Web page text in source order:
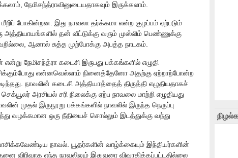
நேமிசந்த்ராவினுடையதாகவும் இருக்கலாம்.
போகின்றன. இது நாவலா தர்க்கமா என்ற குழப்பம் ஏற்படும்
அத்தியாயங்களில் தன் வீட்டுக்கு வரும் முஸ்லிம் பெண்ணுக்கு
ஆனால் சுத்த முற்போக்கு அபத்த நாடகம்.
நேமிசந்த்ரா கடைசி இருபது பக்கங்களில் எழுதி
என்னவெல்லாம் நினைத்தேனோ அதற்கு ஏற்றாற்போன்ற
நாவலின் கடைசி அத்தியாத்தைத் திருத்தி எழுதியதாகச்
அரசியல் சரி நிலைக்கு ஏற்ப நாவலை மாற்றி எழுதியது
முதல் இருநூறு பக்கங்களில் நாவலில் இருந்த நெருப்பு
வழக்கமான ஒரு நீதியைச் சொல்லும் இடத்துக்கு வந்து
நாவல். யூதர்களின் வாழ்க்கையும் இந்தியர்களின்
விரிவாக எந்த நாவலிலும் இதுவரை விவாதிக்கப்பட்டதில்லை